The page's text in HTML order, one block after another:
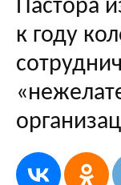
Пастора
к году